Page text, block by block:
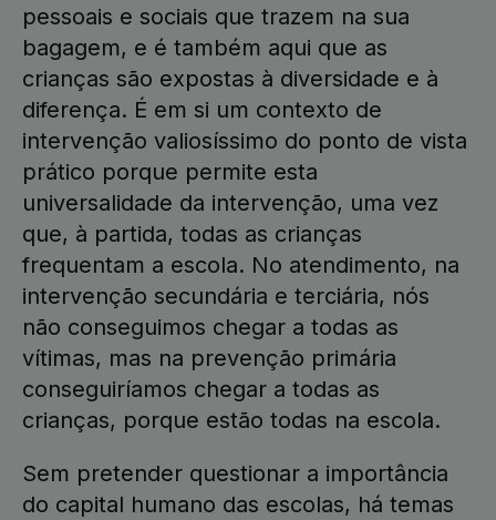
pessoais e sociais que trazem na sua
bagagem, e é também aqui que as
crianças são expostas à diversidade e à
diferença. É em si um contexto de
intervenção valiosíssimo do ponto de vista
prático porque permite esta
universalidade da intervenção, uma vez
que, à partida, todas as crianças
frequentam a escola. No atendimento, na
intervenção secundária e terciária, nós
não conseguimos chegar a todas as
vítimas, mas na prevenção primária
conseguiríamos chegar a todas as
crianças, porque estão todas na escola.
Sem pretender questionar a importância
do capital humano das escolas, há temas